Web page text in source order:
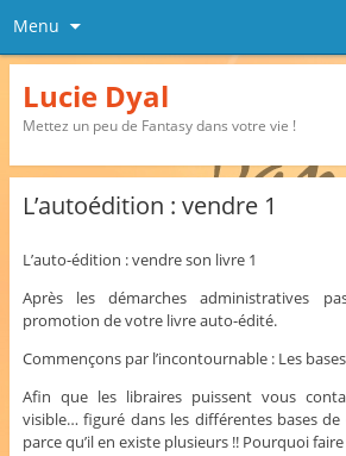
Menu
Lucie Dyal
Mettez un peu de Fantasy dans votre vie !
L’autoédition : vendre 1
L’auto-édition : vendre son livre 1
Après les démarches administratives
promotion de votre livre auto-édité.
Commençons par l’incontournable : Les
Afin que les libraires puissent vous
visible… figuré dans les différentes bases
parce qu’il en existe plusieurs !! Pourquoi